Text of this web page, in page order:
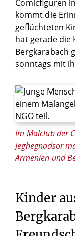
Im Malclub der
Jeghegnadsor
Armenien und
Comicfiguren
kommt die
geflüchteten
hat gerade die
Bergkarabach
sonntags mit
Kinder